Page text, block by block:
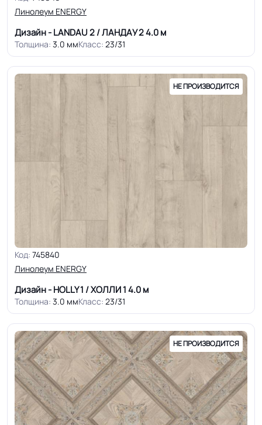
Линолеум ENERGY
Дизайн - LANDAU 2 / ЛАНДАУ 24.0 м
Толщина: 3.0 ммКласс: 23/31
НЕ ПРОИЗВОДИТСЯ
Код: 745840
Линолеум ENERGY
Дизайн - HOLLY 1 / ХОЛЛИ 14.0 м
Толщина: 3.0 ммКласс: 23/31
НЕ ПРОИЗВОДИТСЯ